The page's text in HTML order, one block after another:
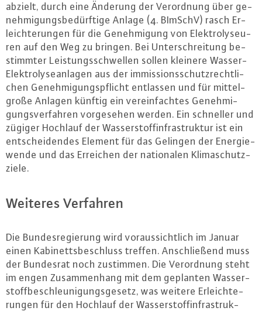
abzielt, durch eine Änderung der Ver­ord­nung über ge­
neh­mi­gungs­be­dürf­ti­ge Anlage (4. BImSchV) rasch Er­
leich­te­run­gen für die Ge­neh­mi­gung von Elek­tro­ly­seu­
ren auf den Weg zu bringen. Bei Un­ter­schrei­tung be­
stimm­ter Leis­tungs­schwel­len sollen kleinere Was­ser-
Elek­tro­ly­se­an­la­gen aus der im­mis­si­ons­schutz­recht­li­
chen Ge­neh­mi­gungs­pflicht entlassen und für mit­tel­
gro­ße Anlagen künftig ein ver­ein­fach­tes Ge­neh­mi­
gungs­ver­fah­ren vor­ge­se­hen werden. Ein schneller und
zügiger Hochlauf der Was­ser­stoff­in­fra­struk­tur ist ein
ent­schei­den­des Element für das Gelingen der En­er­gie­
wen­de und das Erreichen der na­tio­na­len Kli­ma­schutz­
zie­le.
Weiteres Verfahren
Die Bun­des­re­gie­rung wird vor­aus­sicht­lich im Januar
einen Ka­bi­netts­be­schluss treffen. An­schlie­ßend muss
der Bundesrat noch zustimmen. Die Ver­ord­nung steht
im engen Zu­sam­men­hang mit dem geplanten Was­ser­
stoff­be­schleu­ni­gungs­ge­setz, was weitere Er­leich­te­
run­gen für den Hochlauf der Was­ser­stoff­in­fra­struk­